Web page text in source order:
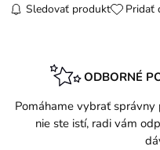
Sledovať produkt Pridať
ODBORNÉ
Pomáhame vybrať
nie ste istí, radi vám